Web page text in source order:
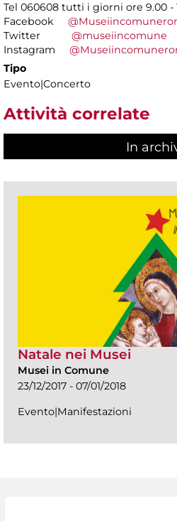
Tel 060608 tutti i giorni ore 9.00 -
Facebook
Twitter @museiincomune
Instagram
Tipo
Evento|Concerto
Attività correlate
In
Natale nei Musei
Musei in Comune
23/12/2017 - 07/01/2018
Evento|Manifestazioni